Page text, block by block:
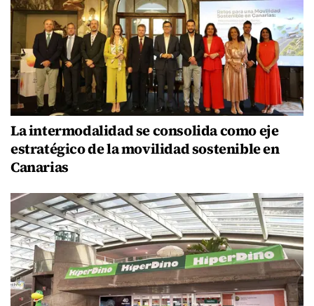
La intermodalidad se consolida como eje
estratégico de la movilidad sostenible en
Canarias